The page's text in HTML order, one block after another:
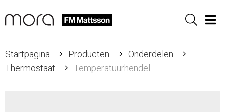
Sök
Startpagina Producten
Onderdelen
Thermostaat
Temperatuurhendel